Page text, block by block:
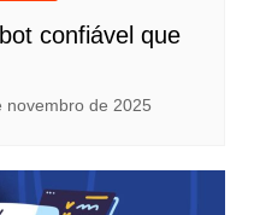
confiável que
novembro de 2025